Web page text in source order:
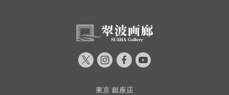
東京 銀座店